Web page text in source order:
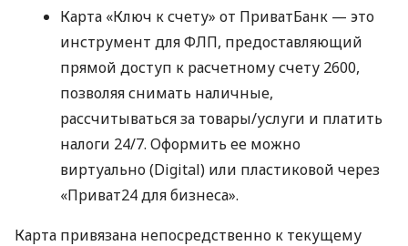
Карта «Ключ к счету» от ПриватБанк — это
инструмент для ФЛП, предоставляющий
прямой доступ к расчетному счету 2600,
позволяя снимать наличные,
рассчитываться за товары/услуги и платить
налоги 24/7. Оформить ее можно
виртуально (Digital) или пластиковой через
«Приват24 для бизнеса».
Карта привязана непосредственно к текущему